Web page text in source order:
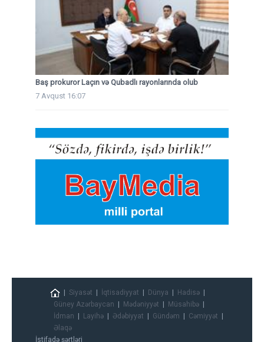
Baş prokuror Laçın və Qubadlı rayonlarında olub
7 Avqust 16:07
Siyasət İqtisadiyyat Dünya
Hadisə
Güney Azərbaycan
Mədəniyyət
Müsahibə
İdman
Layihə Ədəbiyyat Gündəm
Cəmiyyət
Əlaqə
İstifadə şərtləri